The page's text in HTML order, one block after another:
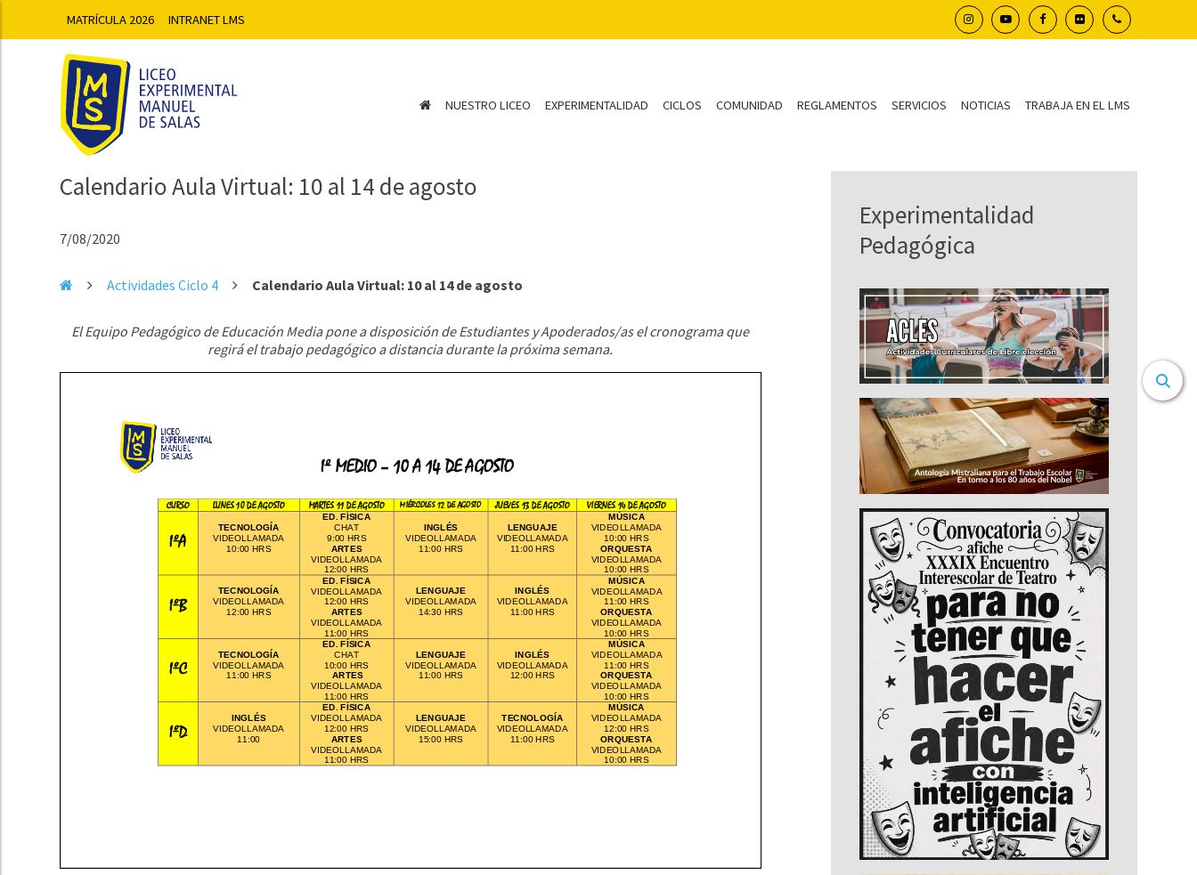
MATRÍCULA 2026 INTRANET LMS
NUESTRO LICEO EXPERIMENTALIDAD CICLOS COMUNIDAD REGLAMENTOS SERVICIOS NOTICIAS TRABAJA EN EL LMS
Calendario Aula Virtual: 10 al 14 de agosto
7/08/2020
Actividades Ciclo 4 Calendario Aula Virtual: 10 al 14 de agosto
El Equipo Pedagógico de Educación Media pone a disposición de Estudiantes y Apoderados/as el cronograma que
regirá el trabajo pedagógico a distancia durante la próxima semana.
Experimentalidad
Pedagógica